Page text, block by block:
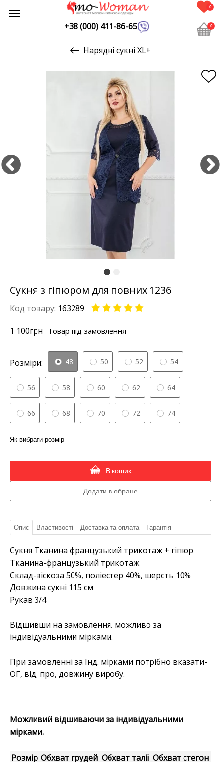
+38 (000) 411-86-65
0
0
Нарядні сукні XL+
Сукня з гіпюром для повних 1236
Код товару: 163289
1 100грн Товар під замовлення
Розміри: 48 50 52 54
56 58 60 62 64
66 68 70 72 74
Як вибрати розмір
В кошик
Опис Властивості Доставка та оплата Гарантія
Сукня Тканина французький трикотаж + гіпюр
Тканина-французький трикотаж
Склад-віскоза 50%, поліестер 40%, шерсть 10%
Довжина сукні 115 см
Рукав 3/4
Відшивши на замовлення, можливо за
індивідуальними мірками.
При замовленні за Інд. мірками потрібно вказати-
ОГ, від, про, довжину виробу.
Можливий відшиваючи за індивідуальними
мірками.
Розмір Обхват грудей Обхват талії Обхват стегон